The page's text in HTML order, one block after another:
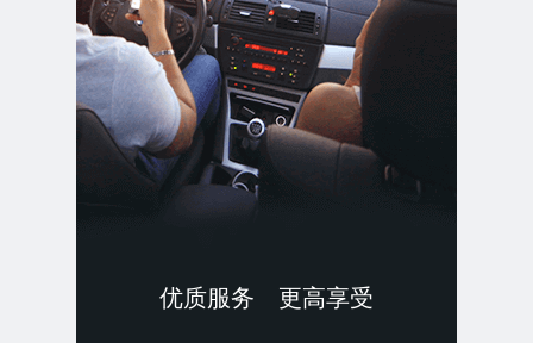
优质服务 更高享受